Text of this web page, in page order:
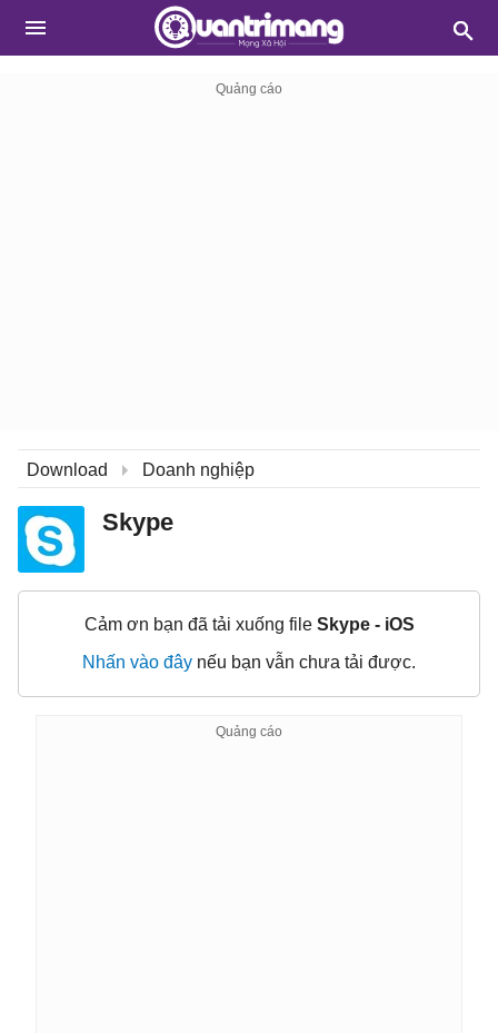
Download Doanh nghiệp
Skype
Cảm ơn bạn đã tải xuống file Skype - iOS
Nhấn vào đây nếu bạn vẫn chưa tải được.